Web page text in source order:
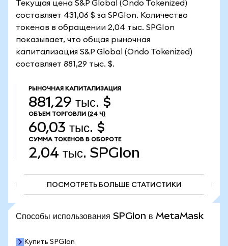
Текущая цена S&P Global (Ondo Tokenized)
составляет 431,06 $ за SPGIon. Количество
токенов в обращении 2,04 тыс. SPGIon
показывает, что общая рыночная
капитализация S&P Global (Ondo Tokenized)
составляет 881,29 тыс. $.
РЫНОЧНАЯ КАПИТАЛИЗАЦИЯ
881,29 тыс. $
ОБЪЕМ ТОРГОВЛИ (24 Ч)
60,03 тыс. $
СУММА ТОКЕНОВ В ОБОРОТЕ
2,04 тыс. SPGIon
ПОСМОТРЕТЬ БОЛЬШЕ СТАТИСТИКИ
Способы использования SPGIon в MetaMask
Купить SPGIon